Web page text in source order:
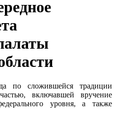
по сложившейся традиции
включавшей вручение
уровня, а также